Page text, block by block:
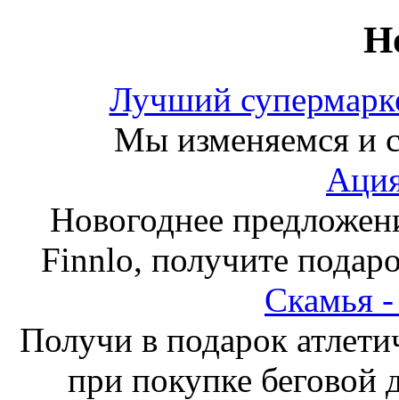
Лучший
Мы изменяемся и
Новогоднее
Finnlo, получите
Получи в подарок
при покупке беговой